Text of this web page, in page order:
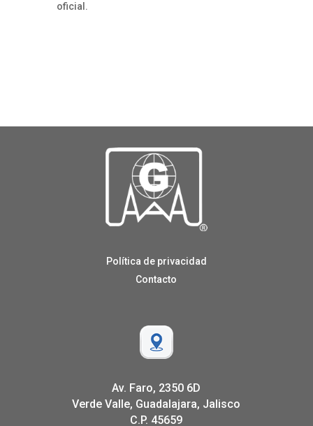
oficial.
Política de privacidad
Contacto
Av. Faro, 2350 6D
Verde Valle, Guadalajara, Jalisco
C.P. 45659